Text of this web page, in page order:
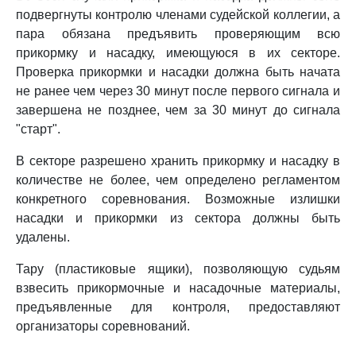
подвергнуты контролю членами судейской коллегии, а
пара обязана предъявить проверяющим всю
прикормку и насадку, имеющуюся в их секторе.
Проверка прикормки и насадки должна быть начата
не ранее чем через 30 минут после первого сигнала и
завершена не позднее, чем за 30 минут до сигнала
"старт".
В секторе разрешено хранить прикормку и насадку в
количестве не более, чем определено регламентом
конкретного соревнования. Возможные излишки
насадки и прикормки из сектора должны быть
удалены.
Тару (пластиковые ящики), позволяющую судьям
взвесить прикормочные и насадочные материалы,
предъявленные для контроля, предоставляют
организаторы соревнований.